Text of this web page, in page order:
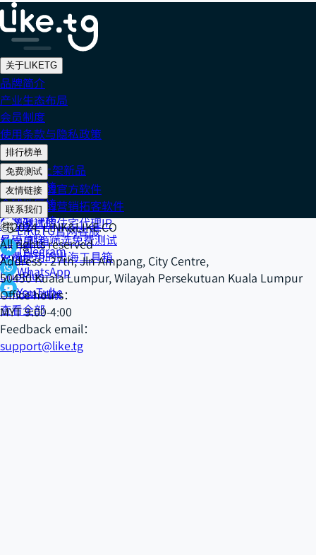
关于LIKETG
品牌简介
产业生态布局
会员制度
使用条款与隐私政策
排行榜单
202608 上架新品
社交媒体榜
全球地区榜
全网好评榜
免费测试
免费测试的官方软件
免费测试的营销拓客软件
免费测试的住宅代理IP
号码/邮箱筛选免费测试
免费使用的出海工具箱
友情链接
Cake IP
918 IP
数字星球
XONE
DuoPlus
Salesmartly
查看全部
联系我们
LIKETG官网客服
Telegram
WhatsApp
YouTube
© 2024, LINK&LIKE.CO
All rights reserved
Address : 27th, Jln Ampang, City Centre,
50450 Kuala Lumpur, Wilayah Persekutuan Kuala Lumpur
Office hours：
MYT 9:00-4:00
Feedback email：
support@like.tg